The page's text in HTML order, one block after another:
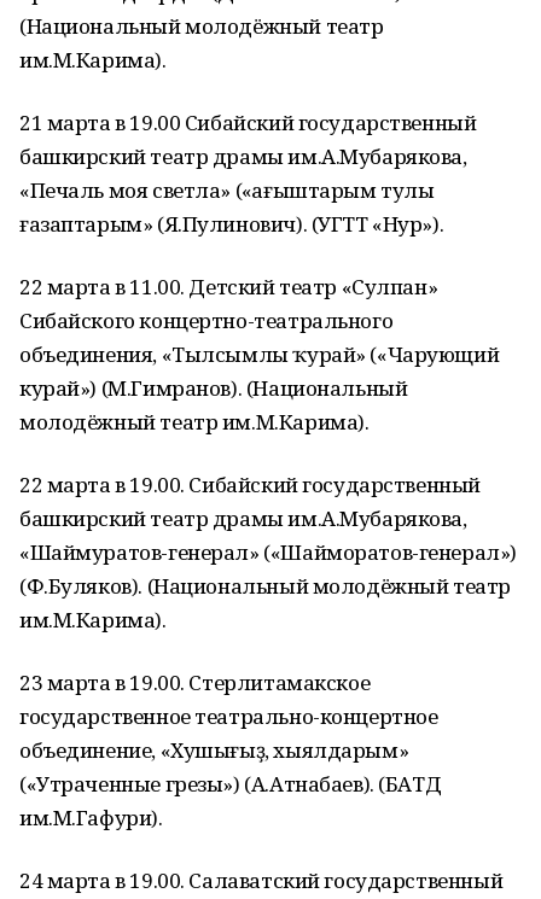
(Национальный молодёжный театр
им.М.Карима).
21 марта в 19.00 Сибайский государственный
башкирский театр драмы им.А.Мубарякова,
«Печаль моя светла» («Һағыштарым тулы
ғазаптарым» (Я.Пулинович). (УГТТ «Нур»).
22 марта в 11.00. Детский театр «Сулпан»
Сибайского концертно-театрального
объединения, «Тылсымлы ҡурай» («Чарующий
курай») (М.Гимранов). (Национальный
молодёжный театр им.М.Карима).
22 марта в 19.00. Сибайский государственный
башкирский театр драмы им.А.Мубарякова,
«Шаймуратов-генерал» («Шайморатов-генерал»)
(Ф.Буляков). (Национальный молодёжный театр
им.М.Карима).
23 марта в 19.00. Стерлитамакское
государственное театрально-концертное
объединение, «Хушығыҙ, хыялдарым»
(«Утраченные грезы») (А.Атнабаев). (БАТД
им.М.Гафури).
24 марта в 19.00. Салаватский государственный